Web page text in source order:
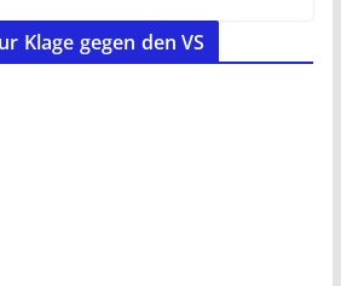
Klage gegen den VS